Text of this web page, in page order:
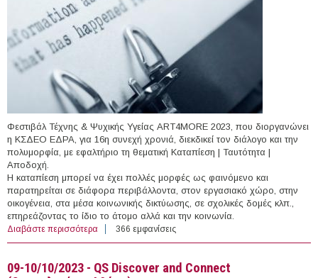
Φεστιβάλ Τέχνης & Ψυχικής Υγείας ART4MORE 2023, που διοργανώνει
η ΚΣΔΕΟ ΕΔΡΑ, για 16η συνεχή χρονιά, διεκδικεί τον διάλογο και την
πολυμορφία, με εφαλτήριο τη θεματική Καταπίεση | Ταυτότητα |
Αποδοχή.
Η καταπίεση μπορεί να έχει πολλές μορφές ως φαινόμενο και
παρατηρείται σε διάφορα περιβάλλοντα, στον εργασιακό χώρο, στην
οικογένεια, στα μέσα κοινωνικής δικτύωσης, σε σχολικές δομές κλπ.,
επηρεάζοντας το ίδιο το άτομο αλλά και την κοινωνία.
Διαβάστε περισσότερα για 30/09-01/10/2023 - 16ο Διεθνές Φεστιβάλ Τέχνης &
Ψυχικής Υγείας ART4MORE 2023 (Αθήνα)
366 εμφανίσεις
09-10/10/2023 - QS Discover and Connect